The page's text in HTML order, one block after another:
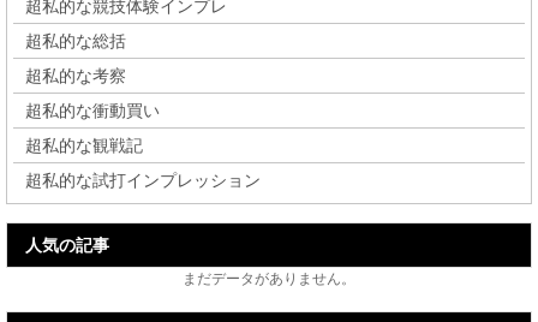
超私的な競技体験インプレ
超私的な総括
超私的な考察
超私的な衝動買い
超私的な観戦記
超私的な試打インプレッション
人気の記事
まだデータがありません。